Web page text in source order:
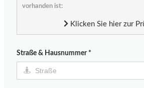
vorhanden ist:
Klicken Sie hier zur
Straße & Hausnummer *